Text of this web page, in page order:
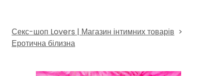
Секс-шоп Lovers | Магазин інтимних товарів
Еротична білизна